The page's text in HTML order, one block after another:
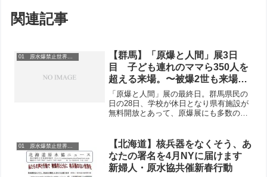
関連記事
01 原水爆禁止世界大会
【群馬】「原爆と人間」展3日
目 子ども連れのママら350人を
超える来場。〜被爆2世も来場、
今後のとりくみに嬉しい交流〜
「原爆と人間」展の最終日。群馬県民の
日の28日、学校が休日となり県有施設が
無料開放とあって、原爆展にも多数の来
の来場に。3日間で650人を超える人々
に、被爆者の声が...
01 原水爆禁止世界大会
【北海道】核兵器をなくそう、あ
なたの署名を4月NYに届けます
新婦人・原水協共催新春行動